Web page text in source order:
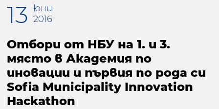
13
юни
2016
Отбори от НБУ на 1. и 3.
място в Академия по
иновации и първия по рода си
Sofia Municipality Innovation
Hackathon